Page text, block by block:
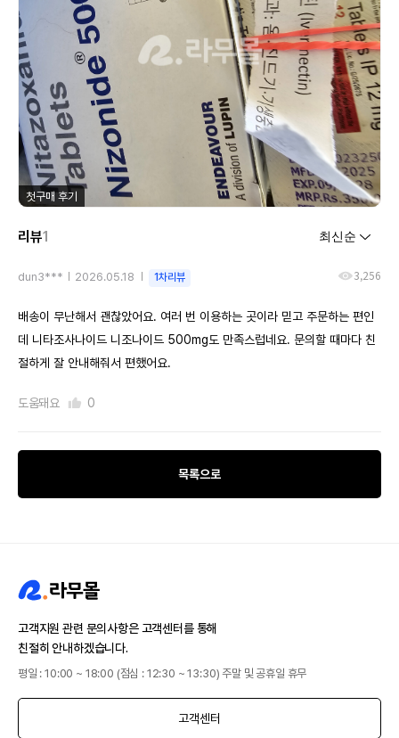
첫구매 후기
리뷰1
dun3*** 2026.05.18 1차리뷰 3,256
배송이 무난해서 괜찮았어요. 여러 번 이용하는 곳이라 믿고 주문하는 편인
데 니타조사나이드 니조나이드 500mg도 만족스럽네요. 문의할 때마다 친
절하게 잘 안내해줘서 편했어요.
도움돼요 0
목록으로
고객지원 관련 문의사항은 고객센터를 통해
친절히 안내하겠습니다.
평일 : 10:00 ~ 18:00 (점심 : 12:30 ~ 13:30) 주말 및 공휴일 휴무
고객센터